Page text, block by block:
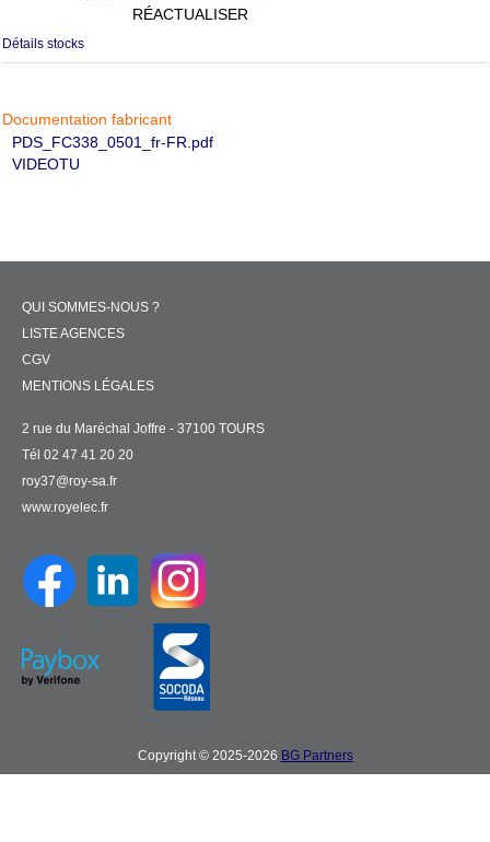
RÉACTUALISER
Détails stocks
Documentation fabricant
PDS_FC338_0501_fr-FR.pdf
VIDEOTU
QUI SOMMES-NOUS ?
LISTE AGENCES
CGV
MENTIONS LÉGALES
2 rue du Maréchal Joffre - 37100 TOURS
Tél 02 47 41 20 20
roy37@roy-sa.fr
www.royelec.fr
Copyright © 2025-2026 BG Partners